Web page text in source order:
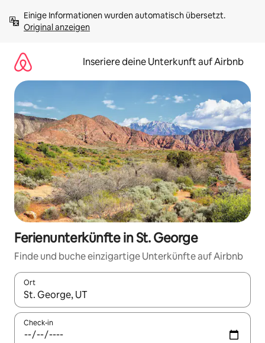
Inhalten
springenOriginal anzeigen
Inseriere deine Unterkunft auf Airbnb
Ferienunterkünfte in St. George
Finde und buche einzigartige Unterkünfte auf Airbnb
Ort
Wenn Ergebnisse verfügbar sind, navigiere mit den
Check-in